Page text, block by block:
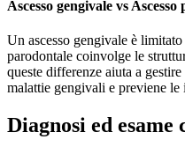
Ascesso gengivale vs
Un ascesso gengivale è
parodontale coinvolge le
queste differenze aiuta a
malattie gengivali e previene le
Diagnosi ed esame